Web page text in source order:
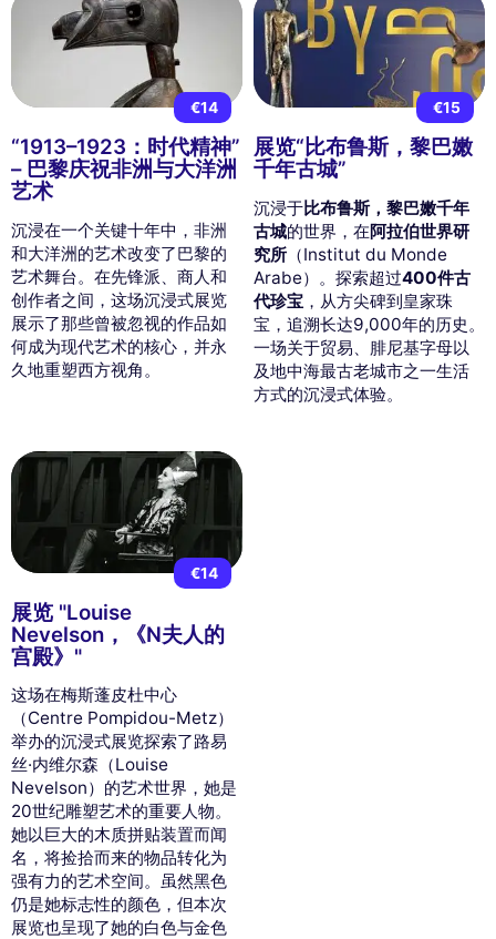
€14
“1913–1923：时代精神”
– 巴黎庆祝非洲与大洋洲
艺术
沉浸在一个关键十年中，非洲
和大洋洲的艺术改变了巴黎的
艺术舞台。在先锋派、商人和
创作者之间，这场沉浸式展览
展示了那些曾被忽视的作品如
何成为现代艺术的核心，并永
久地重塑西方视角。
€15
展览“比布鲁斯，黎巴嫩
千年古城”
沉浸于比布鲁斯，黎巴嫩千年
古城的世界，在阿拉伯世界研
究所（Institut du Monde
Arabe）。探索超过400件古
代珍宝，从方尖碑到皇家珠
宝，追溯长达9,000年的历史。
一场关于贸易、腓尼基字母以
及地中海最古老城市之一生活
方式的沉浸式体验。
€14
展览 "Louise
Nevelson，《N夫人的
宫殿》"
这场在梅斯蓬皮杜中心
（Centre Pompidou-Metz）
举办的沉浸式展览探索了路易
丝·内维尔森（Louise
Nevelson）的艺术世界，她是
20世纪雕塑艺术的重要人物。
她以巨大的木质拼贴装置而闻
名，将捡拾而来的物品转化为
强有力的艺术空间。虽然黑色
仍是她标志性的颜色，但本次
展览也呈现了她的白色与金色